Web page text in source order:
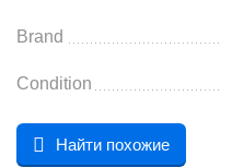
Brand
Condition
Найти похожие